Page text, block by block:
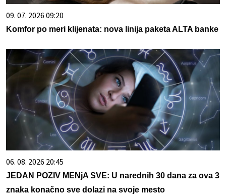
09. 07. 2026 09:20
Komfor po meri klijenata: nova linija paketa ALTA banke
06. 08. 2026 20:45
JEDAN POZIV MENjA SVE: U narednih 30 dana za ova 3
znaka konačno sve dolazi na svoje mesto